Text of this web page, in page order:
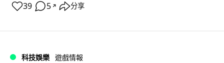
39 5 ↗ 分享
科技娛樂 遊戲情報